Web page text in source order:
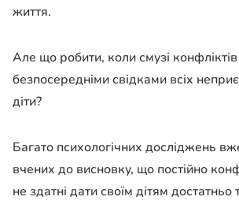
життя.
Але що робити, коли смузі конфліктів
безпосередніми свідками всіх
діти?
Багато психологічних досліджень
вчених до висновку, що постійно
не здатні дати своїм дітям достатньо